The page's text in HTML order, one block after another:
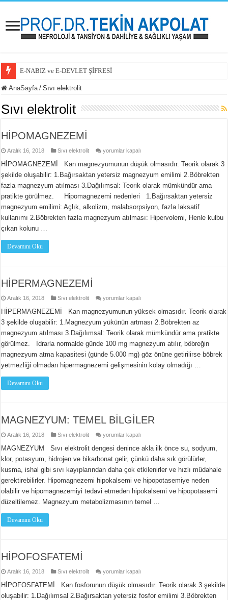
E-NABIZ ve E-DEVLET ŞİFRESİ
E-NABIZ PAYLAŞIM SEÇENEKLERİ
KAYA TUZU VE TANSİYON
GÜNDE 8 BARDAK SU
BÖBREK HASTALIĞI NEDEN ARTIYOR
BÖBREK HASTALARI İÇİN YENİ UMUT/İLAÇ
EVRE 2 BÖBREK YETMEZLİĞİ
BÖBREK HASTASI ZAYIFLAMA İĞNESİ KULLANABİLİR Mİ?
BÖBREK HASTASI KREATİN KULLANABİLİR Mİ?
AnaSayfa / Sıvı elektrolit
Sıvı elektrolit
HİPOMAGNEZEMİ
Aralık 16, 2018 Sıvı elektrolit
HİPOMAGNEZEMİ
yorumlar kapalı
HİPOMAGNEZEMİ Kan magnezyumunun düşük olmasıdır. Teorik olarak 3
şekilde oluşabilir: 1.Bağırsaktan yetersiz magnezyum emilimi 2.Böbrekten
fazla magnezyum atılması 3.Dağılımsal: Teorik olarak mümkündür ama
pratikte görülmez. Hipomagnezemi nedenleri 1.Bağırsaktan yetersiz
magnezyum emilimi: Açlık, alkolizm, malabsorpsiyon, fazla laksatif
kullanımı 2.Böbrekten fazla magnezyum atılması: Hipervolemi, Henle kulbu
çıkan kolunu …
Devamını Oku
HİPERMAGNEZEMİ
Aralık 16, 2018 Sıvı elektrolit
HİPERMAGNEZEMİ
yorumlar kapalı
HİPERMAGNEZEMİ Kan magnezyumunun yüksek olmasıdır. Teorik olarak
3 şekilde oluşabilir: 1.Magnezyum yükünün artması 2.Böbrekten az
magnezyum atılması 3.Dağılımsal: Teorik olarak mümkündür ama pratikte
görülmez. İdrarla normalde günde 100 mg magnezyum atılır, böbreğin
magnezyum atma kapasitesi (günde 5.000 mg) göz önüne getirilirse böbrek
yetmezliği olmadan hipermagnezemi gelişmesinin kolay olmadığı …
Devamını Oku
MAGNEZYUM: TEMEL BİLGİLER
Aralık 16, 2018 Sıvı elektrolit
MAGNEZYUM:
BİLGİLER
için
yorumlar kapalı
MAGNEZYUM Sıvı elektrolit dengesi denince akla ilk önce su, sodyum,
klor, potasyum, hidrojen ve bikarbonat gelir, çünkü daha sık görülürler,
kusma, ishal gibi sıvı kayıplarından daha çok etkilenirler ve hızlı müdahale
gerektirebilirler. Hipomagnezemi hipokalsemi ve hipopotasemiye neden
olabilir ve hipomagnezemiyi tedavi etmeden hipokalsemi ve hipopotasemi
düzeltilemez. Magnezyum metabolizmasının temel …
Devamını Oku
HİPOFOSFATEMİ
Aralık 16, 2018 Sıvı elektrolit
HİPOFOSFATEMİ
yorumlar kapalı
HİPOFOSFATEMİ Kan fosforunun düşük olmasıdır. Teorik olarak 3 şekilde
oluşabilir: 1.Dağılımsal 2.Bağırsaktan yetersiz fosfor emilimi 3.Böbrekten